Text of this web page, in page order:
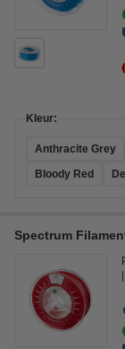
Kleur:
Anthracite Grey
Bloody Red
Spectrum